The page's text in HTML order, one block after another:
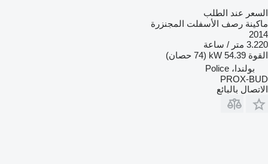
السعر عند الطلب
ماكينة رصف الأسفلت المجنزرة
2014
3.220 متر / ساعة
القوة 54.39 kW (74 حصان)
بولندا، Police
PROX-BUD
الاتصال بالبائع